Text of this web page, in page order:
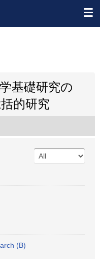
基礎研究の
的研究
(B)